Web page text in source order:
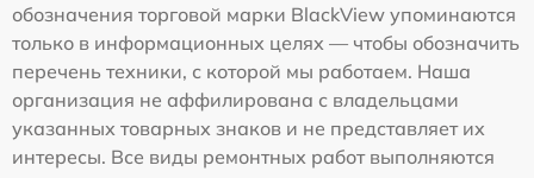
обозначения торговой марки BlackView упоминаются
только в информационных целях — чтобы обозначить
перечень техники, с которой мы работаем. Наша
организация не аффилирована с владельцами
указанных товарных знаков и не представляет их
интересы. Все виды ремонтных работ выполняются